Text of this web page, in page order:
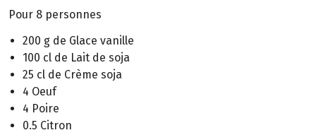
Pour 8 personnes
200 g de Glace vanille
100 cl de Lait de soja
25 cl de Crème soja
4 Oeuf
4 Poire
0.5 Citron